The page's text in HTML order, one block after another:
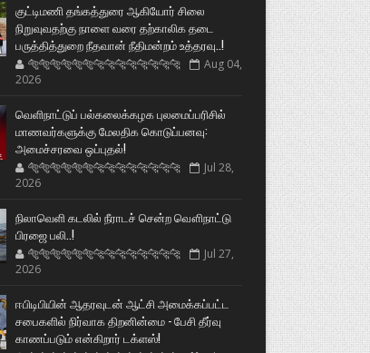
குட்டிமணி தங்கத்துரை ஆகியோர் சிலை
நிறுவுவதற்கு நாளை வரை தற்காலிக தடை
பருத்தித்துறை நீதவான் நீதிமன்றம் உத்தரவு..!
🐅🐅🐅🐅🐅🐅🐆🐆🐆🐆🐆🐆🐆🐆
Aug 04,
2026
வெளிநாட்டுப் பல்கலைக்கழக புலமைப்பரிசில்
மாணவர்களுக்கு மேலதிக கொடுப்பனவு:
அமைச்சரவை ஒப்புதல்!
🐅🐅🐅🐅🐅🐅🐆🐆🐆🐆🐆🐆🐆🐆
Jul 28,
2026
நிலாவெளி கடலில் நீராடச் சென்ற வௌிநாட்டு
பிரஜை பலி..!
🐅🐅🐅🐅🐅🐅🐆🐆🐆🐆🐆🐆🐆🐆
Jul 27,
2026
ஈபிடிபியின் ஆதரவுடன் ஆட்சி அமைக்கப்பட்ட
சபைகளில் நிர்வாக திறனின்மை - பேசி தீர்வு
காணப்படும் என்கிறார் டக்ளஸ்!